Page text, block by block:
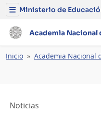
Menú
Ministerio
de
y
Cultura
Ministerio de
Academia Nacional
Ruta
Inicio Academia Nacional
Noticias